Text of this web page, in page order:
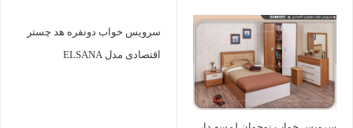
سرویس خواب دونفره هد چستر
اقتصادی مدل ELSANA